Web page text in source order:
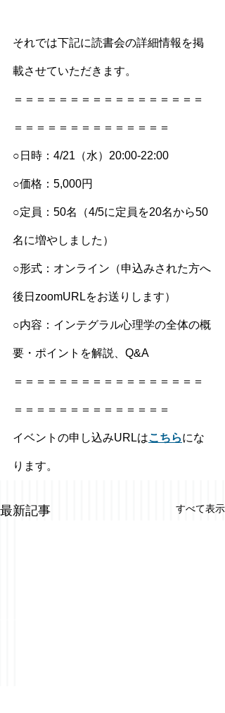
それでは下記に読書会の詳細情報を掲
載させていただきます。
＝＝＝＝＝＝＝＝＝＝＝＝＝＝＝＝＝
＝＝＝＝＝＝＝＝＝＝＝＝＝＝
○日時：4/21（水）20:00-22:00
○価格：5,000円
○定員：50名（4/5に定員を20名から50
名に増やしました ）
○形式：オンライン（申込みされた方へ
後日zoomURLをお送りします）
○内容：インテグラル心理学の全体の概
要・ポイントを解説、Q&A
＝＝＝＝＝＝＝＝＝＝＝＝＝＝＝＝＝
＝＝＝＝＝＝＝＝＝＝＝＝＝＝
イベントの申し込みURLはこちらにな
ります。
最新記事 すべて表示